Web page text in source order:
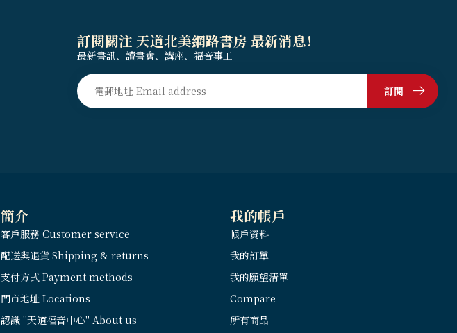
訂閱關注 天道北美網路書房 最新消息！
最新書訊、讀書會、講座、福音事工
訂閱
簡介
客戶服務 Customer service
配送與退貨 Shipping & returns
支付方式 Payment methods
門市地址 Locations
認識 "天道福音中心" About us
我的帳戶
帳戶資料
我的訂單
我的願望清單
Compare
所有商品